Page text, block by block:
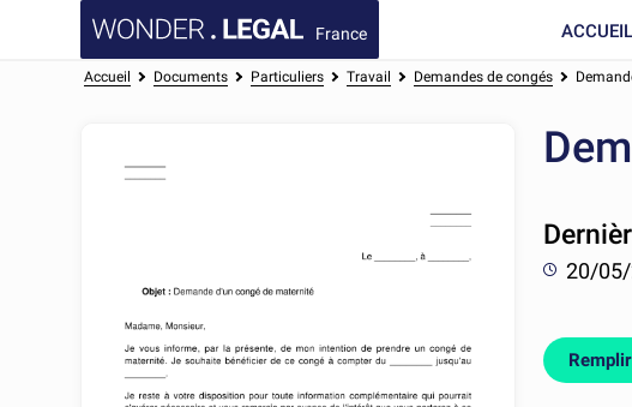
France ACCUEIL
Accueil Documents Particuliers Travail Demandes de congés
20/